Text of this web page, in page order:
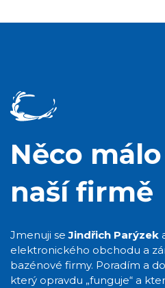
Něco
naší firmě
Jmenuji seJindřich Parýzek
elektronického obchodu a
bazénové firmy. Poradím a
který opravdu „funguje“ a